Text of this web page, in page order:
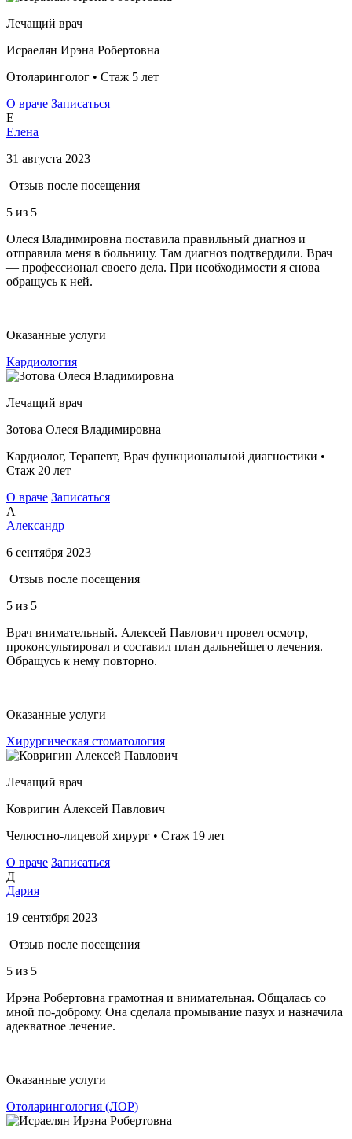
Лечащий врач
Исраелян Ирэна Робертовна
Отоларинголог • Стаж 5 лет
О враче Записаться
Е
Елена
31 августа 2023
Отзыв после посещения
5 из 5
Олеся Владимировна поставила правильный диагноз и
отправила меня в больницу. Там диагноз подтвердили. Врач
— профессионал своего дела. При необходимости я снова
обращусь к ней.
Оказанные услуги
Кардиология
Лечащий врач
Зотова Олеся Владимировна
Кардиолог, Терапевт, Врач функциональной диагностики •
Стаж 20 лет
О враче Записаться
А
Александр
6 сентября 2023
Отзыв после посещения
5 из 5
Врач внимательный. Алексей Павлович провел осмотр,
проконсультировал и составил план дальнейшего лечения.
Обращусь к нему повторно.
Оказанные услуги
Хирургическая стоматология
Лечащий врач
Ковригин Алексей Павлович
Челюстно-лицевой хирург • Стаж 19 лет
О враче Записаться
Д
Дария
19 сентября 2023
Отзыв после посещения
5 из 5
Ирэна Робертовна грамотная и внимательная. Общалась со
мной по-доброму. Она сделала промывание пазух и назначила
адекватное лечение.
Оказанные услуги
Отоларингология (ЛОР)